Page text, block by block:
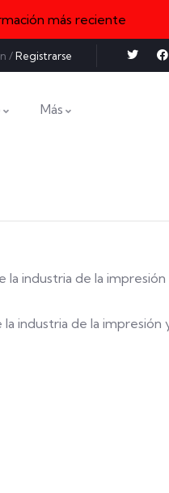
más reciente
/Registrarse
Más
industria de la
industria de la impresión